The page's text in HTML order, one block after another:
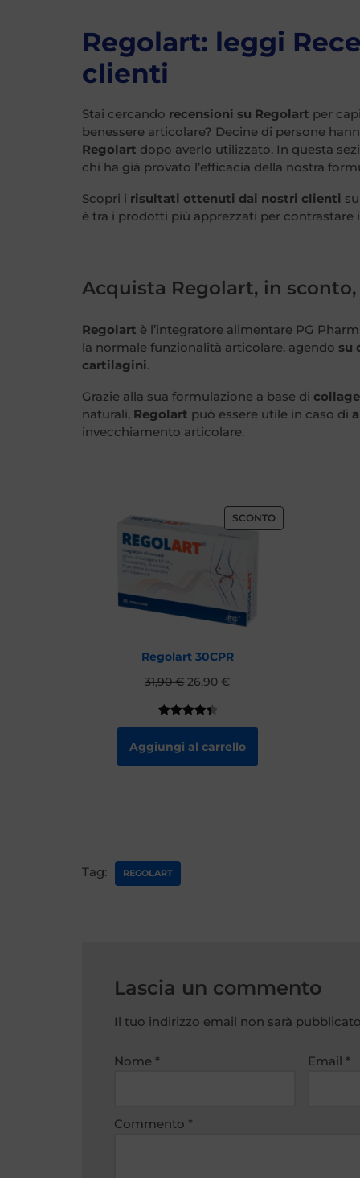
Regolart: leggi
clienti
Stai cercando recensioni su Regolart per
benessere articolare? Decine di persone
Regolart dopo averlo utilizzato. In questa
chi ha già provato l’efficacia della nostra
Scopri i risultati ottenuti dai nostri clienti
è tra i prodotti più apprezzati per
Acquista Regolart, in
Regolart è l’integratore alimentare PG
la normale funzionalità articolare, agendo su
cartilagini.
Grazie alla sua formulazione a base di
naturali, Regolart può essere utile in caso di
invecchiamento articolare.
SCONTO
Regolart 30CPR
31,90€ 26,90 €
Valutato
4.52su
82
Aggiungi al carrello
Tag: REGOLART
Lascia un commento
Il tuo indirizzo email non sarà
Nome * Email *
Commento *
A
e
ti